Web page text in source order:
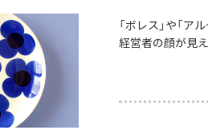
「ボレス」や「ア
経営者の顔が見